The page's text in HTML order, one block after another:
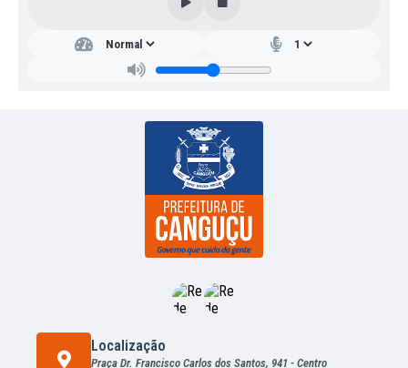
Localização
Praça Dr. Francisco Carlos dos Santos, 941 - Centro